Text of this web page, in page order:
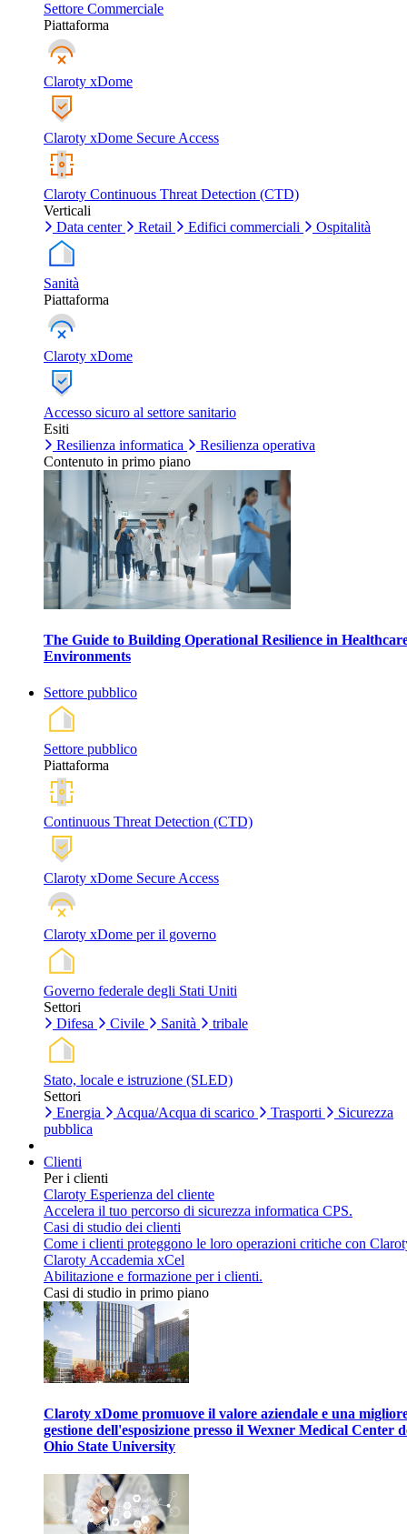
Settore Commerciale
Piattaforma
Claroty xDome
Claroty xDome Secure Access
Claroty Continuous Threat Detection (CTD)
Verticali
Data center
Retail Edifici commerciali Ospitalità
Sanità
Piattaforma
Claroty xDome
Accesso sicuro al settore sanitario
Esiti
Resilienza informatica
Resilienza operativa
Contenuto in primo piano
The Guide to Building Operational Resilience in
Environments
Settore pubblico
Settore pubblico
Piattaforma
Continuous Threat Detection (CTD)
Claroty xDome Secure Access
Claroty xDome per il governo
Governo federale degli Stati Uniti
Settori
Difesa
Civile Sanità tribale
Stato, locale e istruzione (SLED)
Settori
Energia
Acqua/Acqua di scarico Trasporti
Sicurezza
pubblica
Clienti
Per i clienti
Claroty Esperienza del cliente
Accelera il tuo percorso di sicurezza informatica CPS.
Casi di studio dei clienti
Come i clienti proteggono le loro operazioni critiche con
Claroty Accademia xCel
Abilitazione e formazione per i clienti.
Casi di studio in primo piano
Claroty xDome promuove il valore aziendale e una
gestione dell'esposizione presso il Wexner Medical Center
Ohio State University